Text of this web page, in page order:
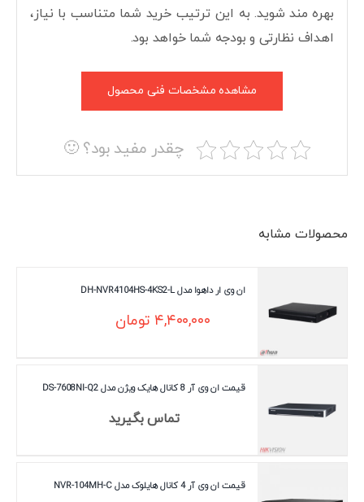
بهره مند شوید. به این ترتیب خرید شما متناسب با نیاز،
اهداف نظارتی و بودجه شما خواهد بود.
مشاهده مشخصات فنی محصول
چقدر مفید بود؟ 🙂
محصولات مشابه
ان وی ار داهوا مدل DH-NVR4104HS-4KS2-L
۴,۴۰۰,۰۰۰ تومان
قیمت ان وی آر 8 کانال هایک ویژن مدل DS-7608NI-Q2
تماس بگیرید
قیمت ان وی آر 4 کانال هایلوک مدل NVR-104MH-C